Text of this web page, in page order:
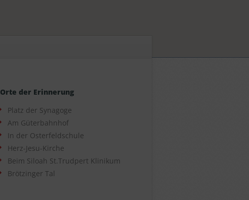
Orte der Erinnerung
Platz der Synagoge
Am Güterbahnhof
In der Osterfeldschule
Herz-Jesu-Kirche
Beim Siloah St.Trudpert Klinikum
Brötzinger Tal